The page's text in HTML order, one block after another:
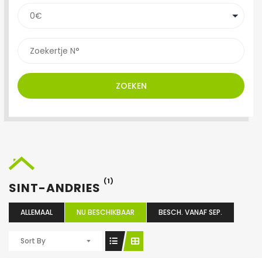
ZOEKEN
SINT-ANDRIES (1)
ALLEMAAL NU BESCHIKBAAR BESCH. VANAF SEP.
Sort By